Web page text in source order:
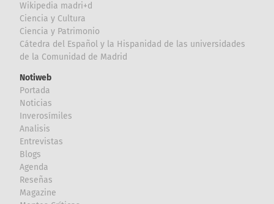
Wikipedia madri+d
Ciencia y Cultura
Ciencia y Patrimonio
Cátedra del Español y la Hispanidad de las universidades
de la Comunidad de Madrid
Notiweb
Portada
Noticias
Inverosímiles
Analisis
Entrevistas
Blogs
Agenda
Reseñas
Magazine